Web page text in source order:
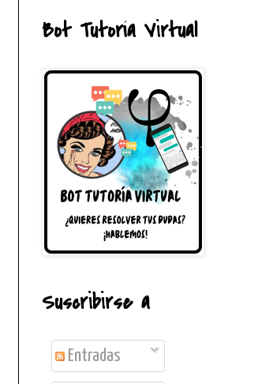
Bot Tutoría Virtual
Suscribirse a
Entradas